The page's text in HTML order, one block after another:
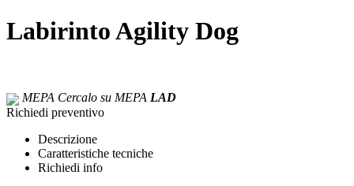
Labirinto Agility Dog
MEPA Cercalo su MEPA LAD
Richiedi preventivo
Descrizione
Caratteristiche tecniche
Richiedi info